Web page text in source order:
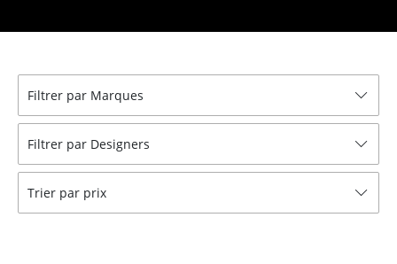
Chaises cantilever
Chaises et Tabourets de bar
Tabourets
Bancs & Chaises longues
Filtrer par Marques
Filtrer par Designers
Trier par prix